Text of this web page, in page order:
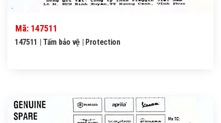
Mã: 147511
147511 | Tấm bảo vệ | Protection